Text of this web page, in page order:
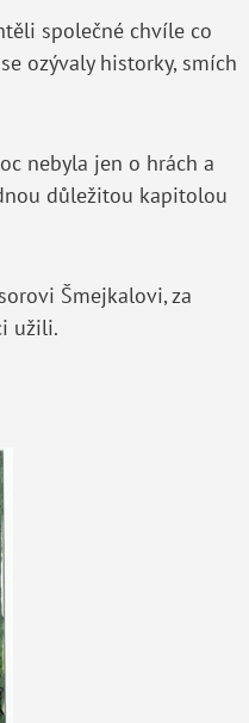
společné chvíle co
ozývaly historky, smích
nebyla jen o hrách a
důležitou kapitolou
Šmejkalovi, za
užili.